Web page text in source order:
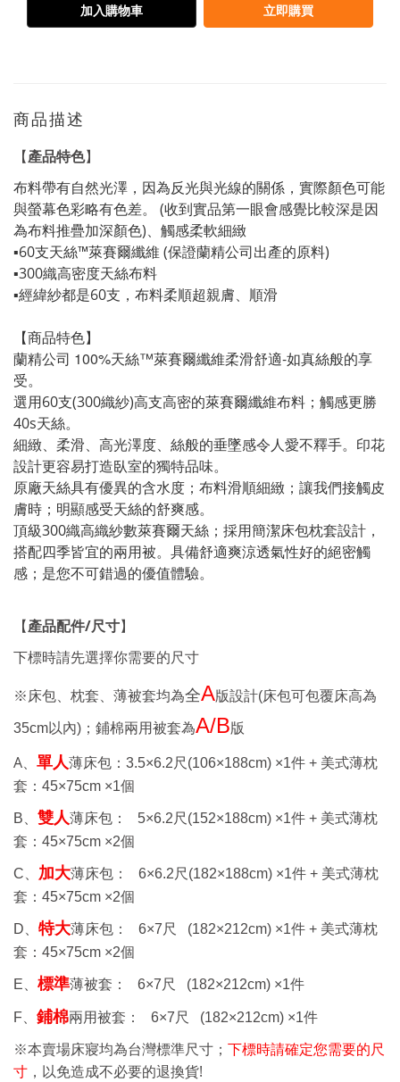
加入購物車 立即購買
商品描述
【 產品特色】
布料帶有自然光澤，因為反光與光線的關係，實際顏色可能
與螢幕色彩略有色差。 (收到實品第一眼會感覺比較深是因
為布料推疊加深顏色)、觸感柔軟細緻
▪️60支天絲™萊賽爾纖維 (保證蘭精公司出產的原料)
▪️300織高密度天絲布料
▪️經緯紗都是60支，布料柔順超親膚、順滑
【商品特色】
蘭精公司 100%天絲™萊賽爾纖維柔滑舒適-如真絲般的享
受。
選用60支(300織紗)高支高密的萊賽爾纖維布料；觸感更勝
40s天絲。
細緻、柔滑、高光澤度、絲般的垂墜感令人愛不釋手。印花
設計更容易打造臥室的獨特品味。
原廠天絲具有優異的含水度；布料滑順細緻；讓我們接觸皮
膚時；明顯感受天絲的舒爽感。
頂級300織高織紗數萊賽爾天絲；採用簡潔床包枕套設計，
搭配四季皆宜的兩用被。具備舒適爽涼透氣性好的絕密觸
感；是您不可錯過的優值體驗。
【 產品配件/尺寸】
下標時請先選擇你需要的尺寸
※ 床包、枕套、薄被套均為全A版設計(床包可包覆床高為
35cm以內) ；鋪棉兩用被套為A/B版
A、 單人薄床包： 3.5×6.2尺 (106×188cm) ×1件 + 美式薄枕
套： 45×75cm ×1個
B、 雙人薄床包： 5×6.2尺 (152×188cm) ×1件 + 美式薄枕
套： 45×75cm ×2個
C、 加大薄床包： 6×6.2尺 (182×188cm) ×1件 + 美式薄枕
套： 45×75cm ×2個
D、 特大薄床包： 6×7尺 (182×212cm) ×1件 + 美式薄枕
套： 45×75cm ×2個
E、 標準薄被套： 6×7尺 (182×212cm) ×1件
F、 鋪棉兩用被套： 6×7尺 (182×212cm) ×1件
※本賣場床寢均為台灣標準尺寸； 下標時請確定您需要的尺
寸 ，以免造成不必要的退換貨!